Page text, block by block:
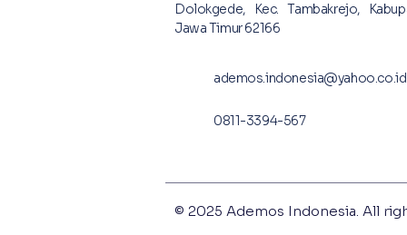
Dolokgede, Kec. Tambakrejo,
Jawa Timur 62166
ademos.indonesia@yahoo.co.id
0811-3394-567
© 2025 Ademos Indonesia. All